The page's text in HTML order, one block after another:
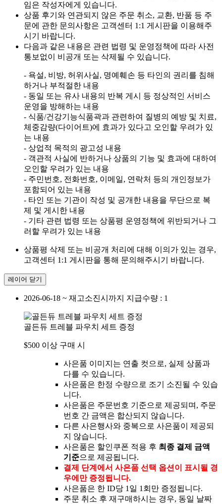
임은 작성자에게 있습니다.
상품 후기와 연관되지 않은 주문 취소, 교환, 반품 등 주
문에 관한 문의사항은 고객센터 1:1 게시판을 이용해주
시기 바랍니다.
다음과 같은 내용은 관련 법령 및 운영정책에 따라 사전
통보없이 비공개 또는 삭제될 수 있습니다.
- 욕설, 비방, 허위사실, 명예훼손 등 타인의 권리를 침해
하거나 부적절한 내용
- 동일 또는 유사 내용의 반복 게시 등 정상적인 서비스
운영을 방해하는 내용
- 식품/건강기능식품곽과 관련하여 질병의 예방 및 치료,
체중감량(다이어트)에 효과가 있다고 오인할 우려가 있
는 내용
- 상업적 목적의 광고성 내용
- 객관적 사실에 반하거나 상품의 기능 및 효과에 대하여
오인할 우려가 있는 내용
- 주민번호, 전화번호, 이메일, 연락처 등의 개인정보가
포함되어 있는 내용
- 타인 또는 기관이 작성 및 공개한 내용을 무단으로 복
제 및 게시한 내용
- 기타 관련 법령 또는 상품평 운영정책에 위반되거나 그
러할 우려가 있는 내용
상품평 삭제 또는 비공개 처리에 대해 이의가 있는 경우,
고객센터 1:1 게시판을 통해 문의해주시기 바랍니다.
레이어 닫기
2026-06-18 ~ 재고소진시까지 지급수량 : 1
골든듀 트레블 파우치 세트 증정
$500 이상 구매 시
사은품 이미지는 연출 컷으로, 실제 상품과
다를 수 있습니다.
사은품은 한정 수량으로 조기 소진될 수 있습
니다.
사은품은 주문번호 기준으로 제공되며, 주문
번호 간 금액은 합산되지 않습니다.
다른 사은행사와 중복으로 사은품이 제공되
지 않습니다.
사은품은 할인쿠폰 적용 후 최종 결제 금액
기준으로 제공됩니다.
결제 단계에서 사은품 선택 옵션이 표시될 경
우에만 증정됩니다.
사은품은 한 ID당 1일 1회만 증정됩니다.
주문 취소 후 재구매하시는 경우, 동일 날짜